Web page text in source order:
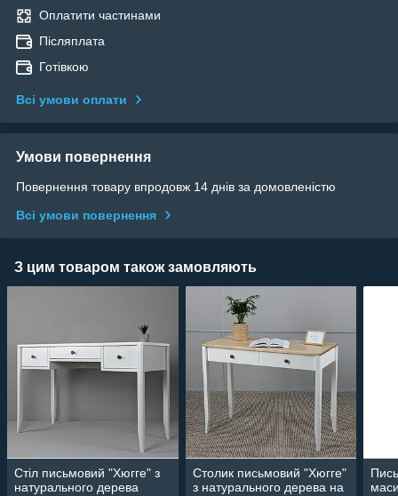
Оплатити частинами
Післяплата
Готівкою
Всі умови оплати
Умови повернення
Повернення товару впродовж 14 днів за домовленістю
Всі умови повернення
З цим товаром також замовляють
Стіл письмовий "Хюгге" з
натурального дерева
Столик письмовий "Хюгге"
з натурального дерева на